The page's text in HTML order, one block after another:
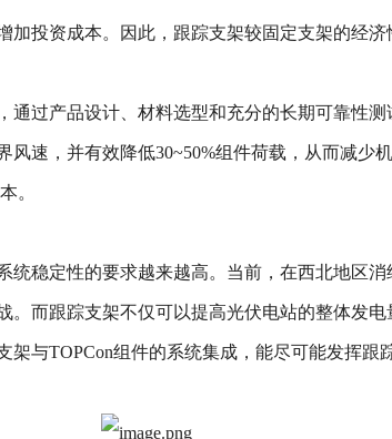
投资成本。因此，跟踪支架较固定支架的经
过产品设计、材料选型和充分的长期可靠性
速，并有效降低30~50%组件荷载，从而减少
。
稳定性的要求越来越高。当前，在西北地区
而跟踪支架不仅可以提高光伏电站的整体发
与TOPCon组件的系统集成，能尽可能发挥